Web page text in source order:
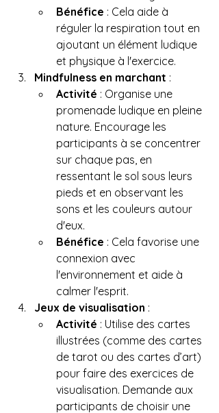
Bénéfice : Cela aide à
réguler la respiration tout en
ajoutant un élément ludique
et physique à l'exercice.
Mindfulness en marchant :
Activité : Organise une
promenade ludique en pleine
nature. Encourage les
participants à se concentrer
sur chaque pas, en
ressentant le sol sous leurs
pieds et en observant les
sons et les couleurs autour
d'eux.
Bénéfice : Cela favorise une
connexion avec
l'environnement et aide à
calmer l'esprit.
Jeux de visualisation :
Activité : Utilise des cartes
illustrées (comme des cartes
de tarot ou des cartes d’art)
pour faire des exercices de
visualisation. Demande aux
participants de choisir une